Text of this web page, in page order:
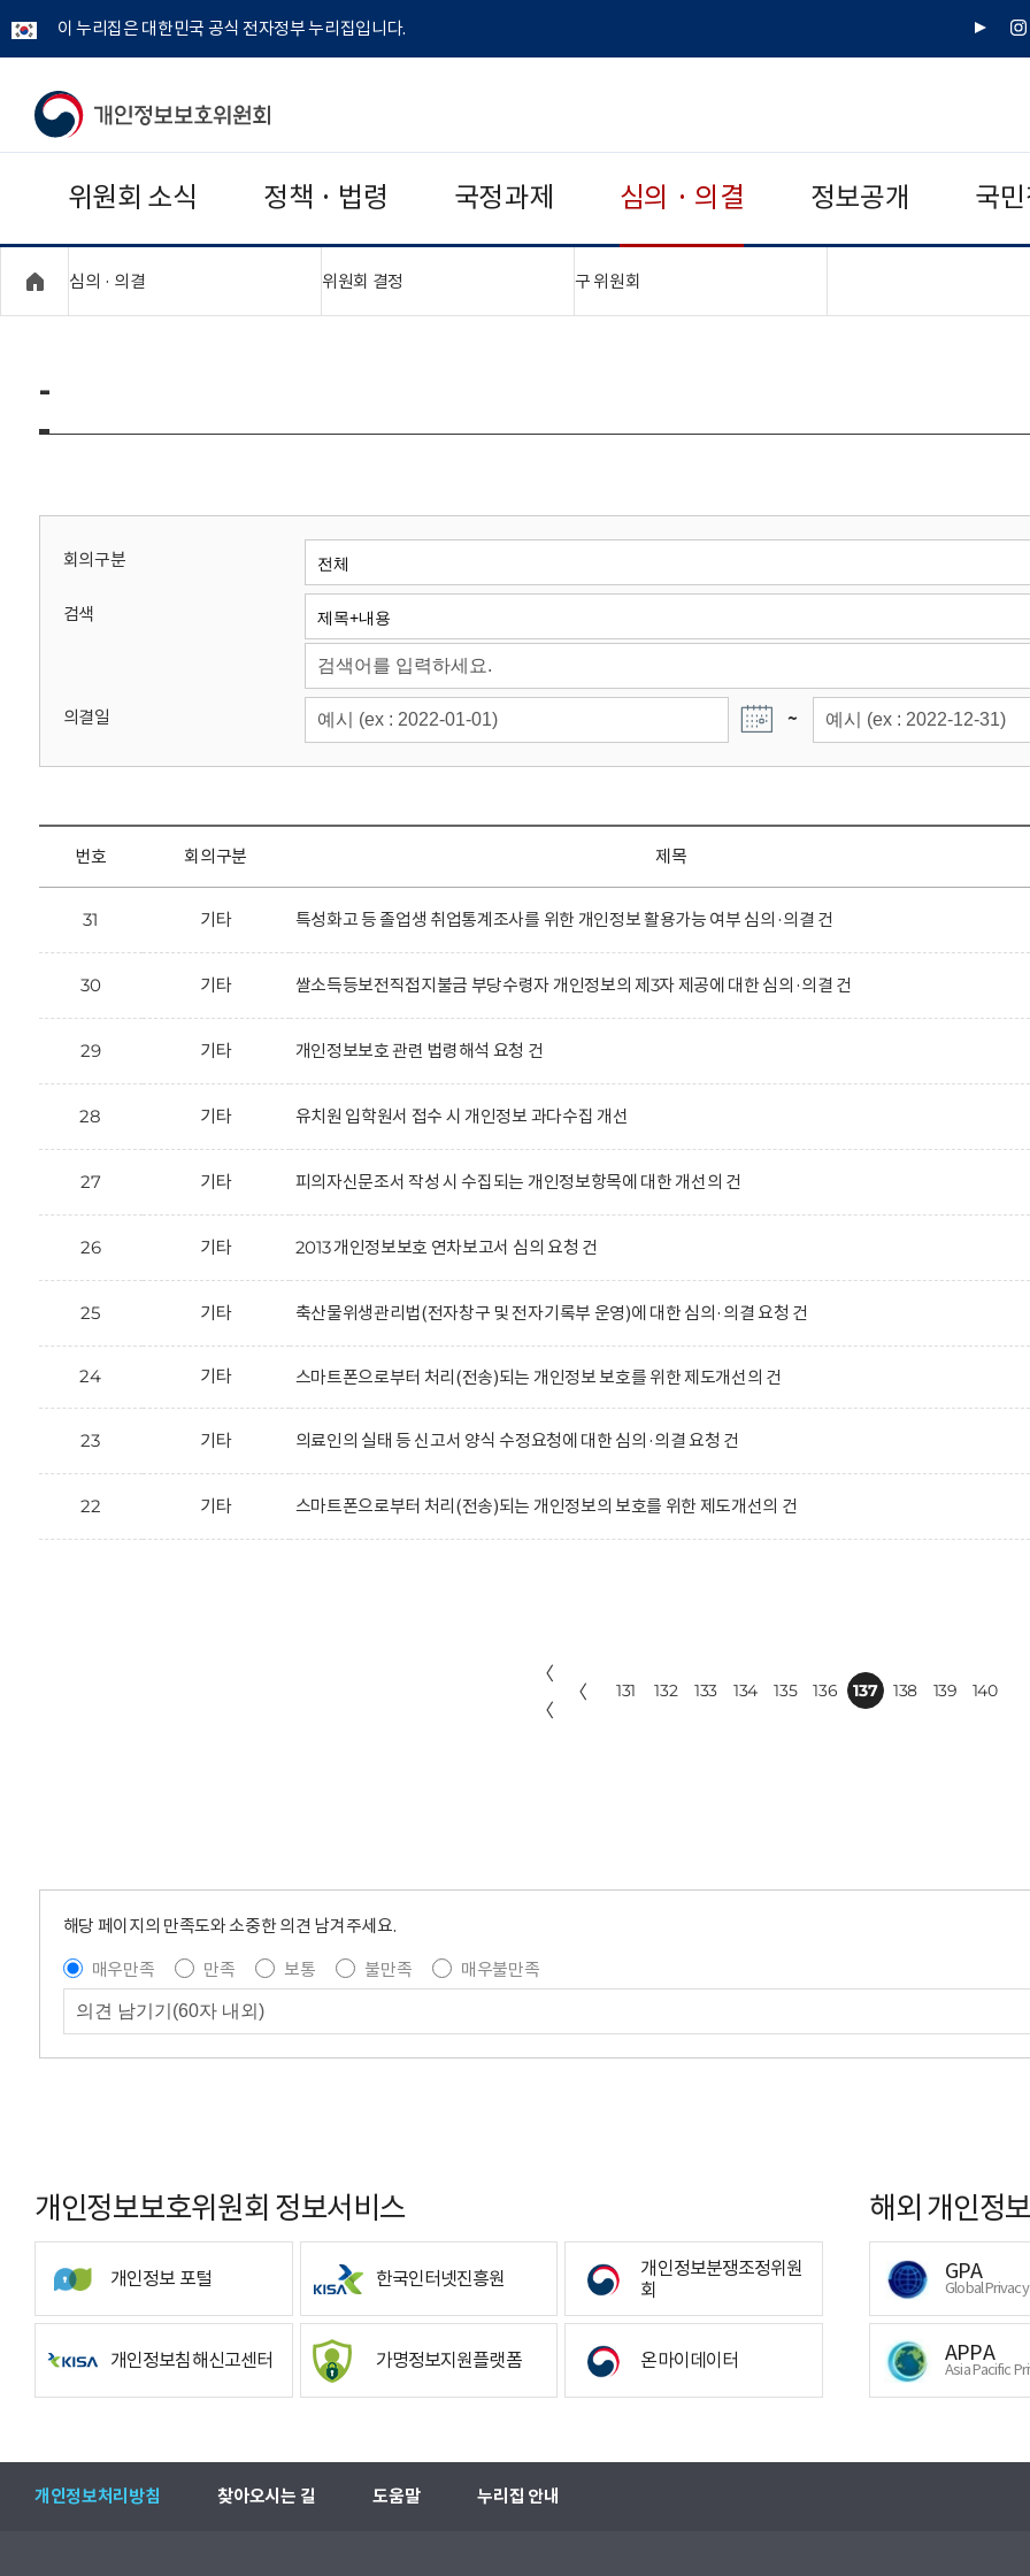
이 누리집은 대한민국 공식 전자정부 누리집입니다.
유
인
개
보
보
위
회
위원회 소식 정책 · 법령 국정과제 심의 · 의결 정보공개 국
심의 · 의결 위원회 결정 구 위원회
-
회의구분
검색
의결일 ~
번호 회의구분 제목
31 기타 특성화고 등 졸업생 취업통계조사를 위한 개인정보 활용가능 여부 심의·의결 건
30 기타 쌀소득등보전직접지불금 부당수령자 개인정보의 제3자 제공에 대한 심의·의결 건
29 기타 개인정보보호 관련 법령해석 요청 건
28 기타 유치원 입학원서 접수 시 개인정보 과다수집 개선
27 기타 피의자신문조서 작성 시 수집되는 개인정보항목에 대한 개선의 건
26 기타 2013 개인정보보호 연차보고서 심의 요청 건
25 기타 축산물위생관리법(전자창구 및 전자기록부 운영)에 대한 심의·의결 요청 건
24 기타 스마트폰으로부터 처리(전송)되는 개인정보 보호를 위한 제도개선의 건
23 기타 의료인의 실태 등 신고서 양식 수정요청에 대한 심의·의결 요청 건
22 기타 스마트폰으로부터 처리(전송)되는 개인정보의 보호를 위한 제도개선의 건
〈
〈
〈 131 132 133 134 135 136 137 138 139 140
해당 페이지의 만족도와 소중한 의견 남겨주세요.
매우만족
만족 보통 불만족 매우불만족
개인정보보호위원회 정보서비스
개인정보 포털 한국인터넷진흥원
개인정보분쟁조정위원
회
개인정보침해신고센터 가명정보지원플랫폼 온마이데이터
해외 개인정
GPA
Global
APPA
Asia Pacific
개인정보처리방침 찾아오시는 길 도움말 누리집 안내